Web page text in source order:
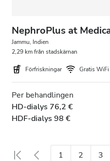
NephroPlus at
Jammu, Indien
2,29 km från stadskärnan
Förfriskningar Gratis WiFi
Per behandlingen
HD-dialys 76,2 €
HDF-dialys 98 €
1 2 3